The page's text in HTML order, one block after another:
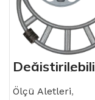
Çeneli
Seti
Ölçü Aletleri,